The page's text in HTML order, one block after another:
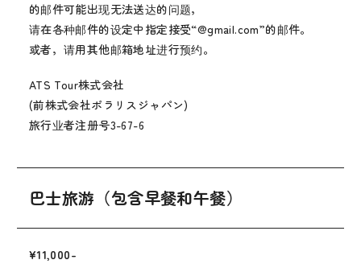
的邮件可能出现无法送达的问题，
请在各种邮件的设定中指定接受“@gmail.com”的邮件。
或者，请用其他邮箱地址进行预约。
ATS Tour株式会社
(前株式会社ポラリスジャパン)
旅行业者注册号3-67-6
巴士旅游（包含早餐和午餐）
¥11,000-